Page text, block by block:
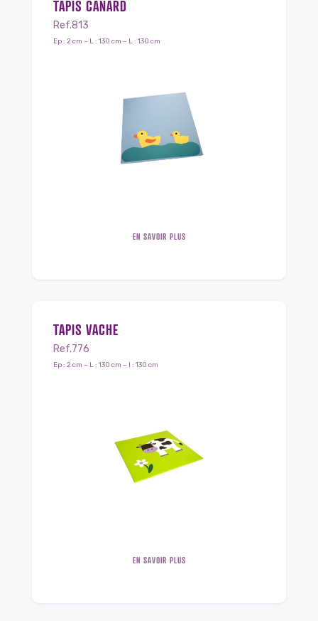
TAPIS CANARD
Ref.813
Ep : 2 cm – L : 130 cm – L : 130 cm
EN SAVOIR PLUS
TAPIS VACHE
Ref.776
Ep : 2 cm – L : 130 cm – l : 130 cm
EN SAVOIR PLUS